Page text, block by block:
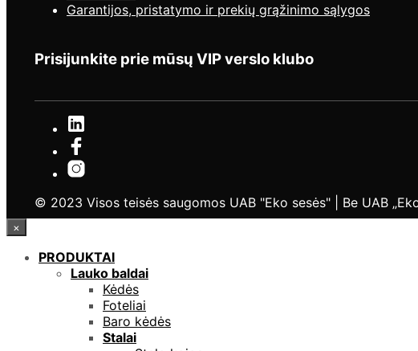
Garantijos, pristatymo ir prekių grąžinimo sąlygos
Prisijunkite prie mūsų VIP verslo klubo
© 2023 Visos teisės saugomos UAB "Eko sesės" | Be UAB
×
PRODUKTAI
Lauko baldai
Kėdės
Foteliai
Baro kėdės
Stalai